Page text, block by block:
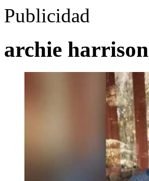
Publicidad
archie harrison